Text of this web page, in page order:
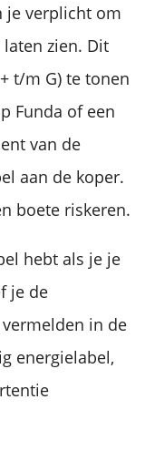
je verplicht om
zien. Dit
t/m G) te tonen
Funda of een
van de
aan de koper.
boete riskeren.
hebt als je je
je de
in de
energielabel,